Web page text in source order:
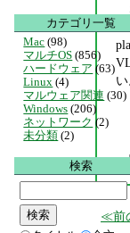
い
前
カテゴリ一覧
Mac (98)
マルチOS (856)
ハードウェア (63)
Linux (4)
マルウェア関連 (30)
Windows (206)
ネットワーク (2)
未分類 (2)
検索